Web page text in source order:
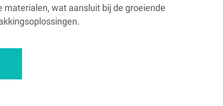
materialen, wat aansluit bij de groeiende